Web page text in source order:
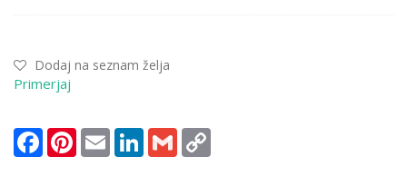
A4/Duplex/LAN
-
narejeno
150
Dodaj na seznam želja
Primerjaj
FacebookPinterest
Email LinkedInGmail